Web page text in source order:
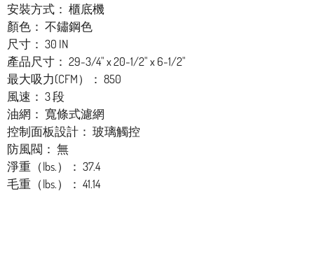
安裝方式： 櫃底機
顏色： 不鏽鋼色
尺寸： 30 IN
產品尺寸： 29-3/4" x 20-1/2" x 6-1/2"
最大吸力(CFM）： 850
風速： 3 段
油網： 寬條式濾網
控制面板設計： 玻璃觸控
防風閥： 無
淨重（lbs.）： 37.4
毛重（lbs.）： 41.14